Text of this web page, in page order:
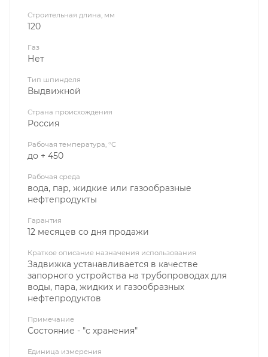
Строительная длина, мм
120
Газ
Нет
Тип шпинделя
Выдвижной
Страна происхождения
Россия
Рабочая температура, °C
до + 450
Рабочая среда
вода, пар, жидкие или газообразные
нефтепродукты
Гарантия
12 месяцев со дня продажи
Краткое описание назначения использования
Задвижка устанавливается в качестве
запорного устройства на трубопроводах для
воды, пара, жидких и газообразных
нефтепродуктов
Примечание
Состояние - "с хранения"
Единица измерения